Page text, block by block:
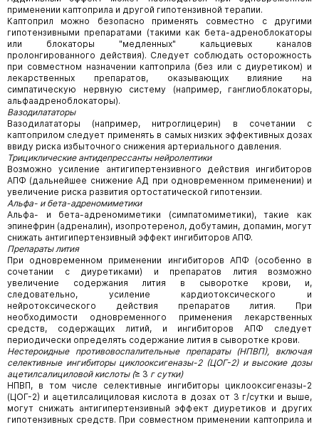
применении каптоприла и другой гипотензивной терапии.
Каптоприл можно безопасно применять совместно с другими
гипотензивными препаратами (такими как бета-адреноблокаторы
или блокаторы "медленных" кальциевых каналов
пролонгированного действия). Следует соблюдать осторожность
при совместном назначении каптоприла (без или с диуретиком) и
лекарственных препаратов, оказывающих влияние на
симпатическую нервную систему (например, ганглиоблокаторы,
альфаадреноблокаторы).
Вазодилататоры
Вазодилататоры (например, нитроглицерин) в сочетании с
каптоприлом следует применять в самых низких эффективных дозах
ввиду риска избыточного снижения артериального давления.
Трициклические антидепрессанты нейролептики
Возможно усиление антигипертензивного действия ингибиторов
АПФ (дальнейшее снижение АД при одновременном применении) и
увеличение риска развития ортостатической гипотензии.
Альфа- и бета-адреномиметики
Альфа- и бета-адреномиметики (симпатомиметики), такие как
эпинефрин (адреналин), изопротеренол, добутамин, допамин, могут
снижать антигипертензивный эффект ингибиторов АПФ.
Препараты лития
При одновременном применении ингибиторов АПФ (особенно в
сочетании с диуретиками) и препаратов лития возможно
увеличение содержания лития в сыворотке крови, и,
следовательно, усиление кардиотоксического и
нейротоксического действия препаратов лития. При
необходимости одновременного применения лекарственных
средств, содержащих литий, и ингибиторов АПФ следует
периодически определять содержание лития в сыворотке крови.
Нестероидные противовоспалительные препараты (НПВП), включая
селективные ингибиторы циклооксигеназы-2 (ЦОГ-2) и высокие дозы
ацетилсалициловой кислоты (≥ 3 г сутки)
НПВП, в том числе селективные ингибиторы циклооксигеназы-2
(ЦОГ-2) и ацетилсалициловая кислота в дозах от 3 г/сутки и выше,
могут снижать антигипертензивный эффект диуретиков и других
гипотензивных средств. При совместном применении каптоприла и